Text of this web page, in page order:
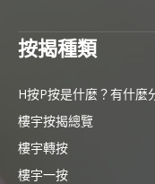
按揭種類
H按P按是什麼？有什麼
樓宇按揭總覽
樓宇轉按
樓宇一按